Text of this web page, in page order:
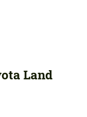
Land